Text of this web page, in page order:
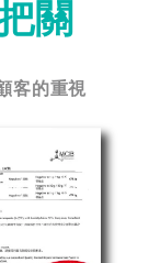
關
客的重視